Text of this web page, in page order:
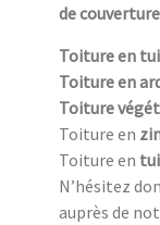
de
Toiture en
Toiture en
Toiture
Toiture en
Toiture en
N’hésitez
auprès de